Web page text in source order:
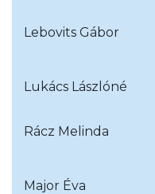
Lebovits Gábor
Lukács Lászlóné
Rácz Melinda
Major Éva